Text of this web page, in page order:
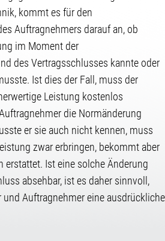
kommt es für den
Auftragnehmers darauf an, ob
im Moment der
des Vertragsschlusses kannte oder
Ist dies der Fall, muss der
Leistung kostenlos
die Normänderung
er sie auch nicht kennen, muss
zwar erbringen, bekommt aber
erstattet. Ist eine solche Änderung
absehbar, ist es daher sinnvoll,
und Auftragnehmer eine ausdrückliche